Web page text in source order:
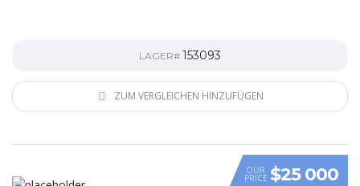
LAGER# 153093
ZUM VERGLEICHEN HINZUFÜGEN
OUR
PRICE $25 000